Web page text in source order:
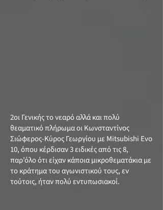
2οι Γενικής το νεαρό αλλά και πολύ
θεαματικό πλήρωμα οι Κωνσταντίνος
Σιώφερος-Κύρος Γεωργίου με Mitsubishi Evo
10, όπου κέρδισαν 3 ειδικές από τις 8,
παρ’όλο ότι είχαν κάποια μικροθεματάκια με
το κράτημα του αγωνιστικού τους, εν
τούτοις, ήταν πολύ εντυπωσιακοί.